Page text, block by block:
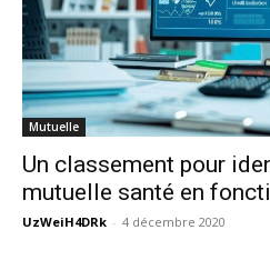
Mutuelle
Un classement pour
mutuelle santé en
UzWeiH4DRk - 4 décembre 2020